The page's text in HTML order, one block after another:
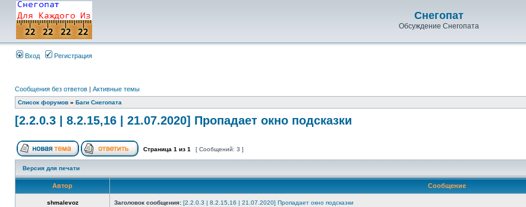
Снегопат
Обсуждение Снегопата
Вход Регистрация
Сообщения без ответов | Активные темы
Список форумов » Баги Снегопата
[2.2.0.3 | 8.2.15,16 | 21.07.2020] Пропадает окно подсказки
Страница 1 из 1 [ Сообщений: 3 ]
Версия для печати
Автор Сообщение
shmalevoz Заголовок сообщения: [2.2.0.3 | 8.2.15,16 | 21.07.2020] Пропадает окно подсказки